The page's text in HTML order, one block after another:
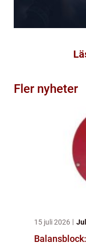
Fler nyheter
15 juli 2026